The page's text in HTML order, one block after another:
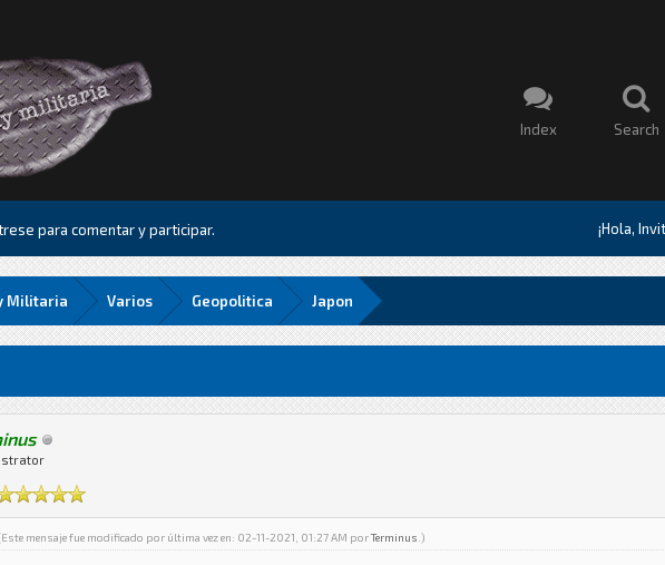
Index Search
para comentar y participar. ¡Hola,
Militaria Varios Geopolitica Japon
mensaje fue modificado por última vez en: 02-11-2021, 01:27 AM porTerminus .)